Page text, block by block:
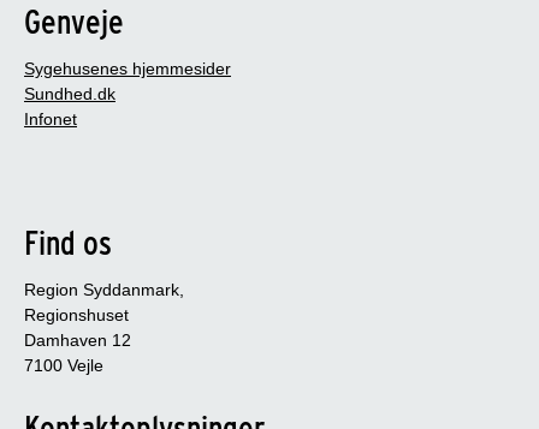
Genveje
Sygehusenes hjemmesider
Sundhed.dk
Infonet
Find os
Region Syddanmark,
Regionshuset
Damhaven 12
7100 Vejle